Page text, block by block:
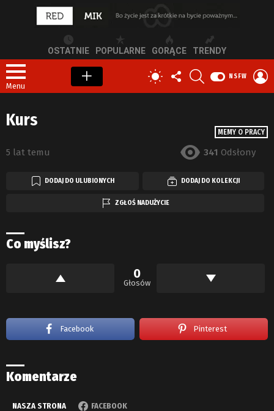
OSTATNIE POPULARNE GORĄCE TRENDY
Menu
PRZEŁĄCZ
SKÓRKĘ
OBSERWUJ
NAS
NSFW
MEMY O PRACY
Kurs
5 lat temu 341 Odsłony
DODAJ DO ULUBIONYCH DODAJ DO KOLEKCJI
ZGŁOŚ NADUŻYCIE
Co myślisz?
0
Głosów
Facebook Pinterest
Komentarze
NASZA STRONA FACEBOOK